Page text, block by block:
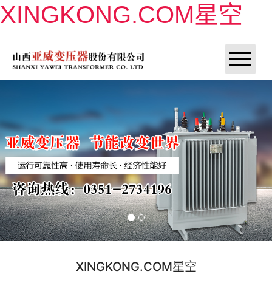
XINGKONG.COM星空
XINGKONG.COM星空
产品展示
联系我们
XINGKONG.COM星空